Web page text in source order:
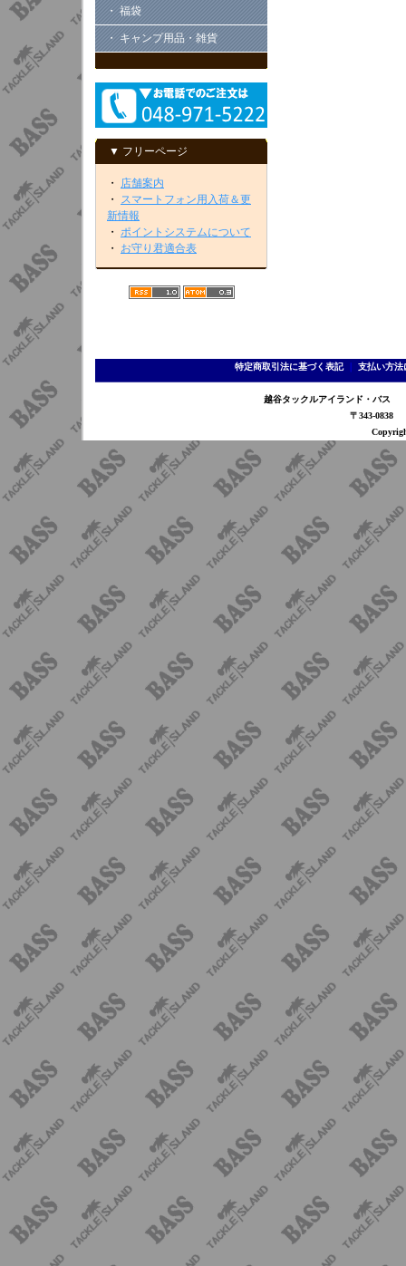
・ 福袋
・ キャンプ用品・雑貨
▼ フリーページ
・ 店舗案内
・ スマートフォン用入荷＆更
新情報
・ ポイントシステムについて
・ お守り君適合表
特定商取引法に基づく表記｜ 支払い方法
越谷タックルアイランド・バ
〒343-0838